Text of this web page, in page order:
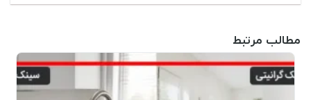
مطالب مرتبط